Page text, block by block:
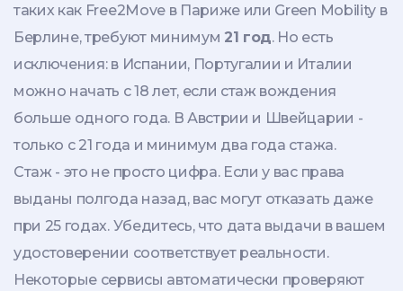
таких как Free2Move в Париже или Green Mobility в
Берлине, требуют минимум 21 год. Но есть
исключения: в Испании, Португалии и Италии
можно начать с 18 лет, если стаж вождения
больше одного года. В Австрии и Швейцарии -
только с 21 года и минимум два года стажа.
Стаж - это не просто цифра. Если у вас права
выданы полгода назад, вас могут отказать даже
при 25 годах. Убедитесь, что дата выдачи в вашем
удостоверении соответствует реальности.
Некоторые сервисы автоматически проверяют